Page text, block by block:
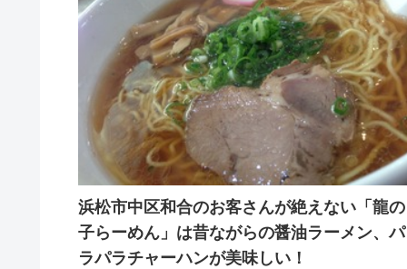
浜松市中区和合のお客さんが絶えない「龍の
子らーめん」は昔ながらの醤油ラーメン、パ
ラパラチャーハンが美味しい！